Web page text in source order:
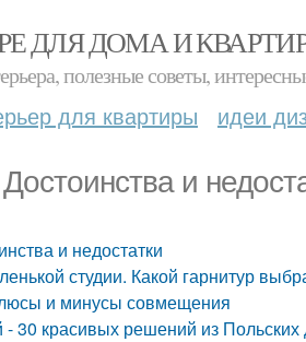
ДЛЯ ДОМА И
полезные советы,
для квартиры идеи
и
и недостатки
студии. Какой гарнитур
и минусы совмещения
- 30 красивых решений из